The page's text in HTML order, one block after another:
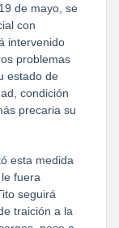
de mayo, se
con
intervenido
problemas
estado de
condición
precaria su
esta medida
fuera
seguirá
traición a la